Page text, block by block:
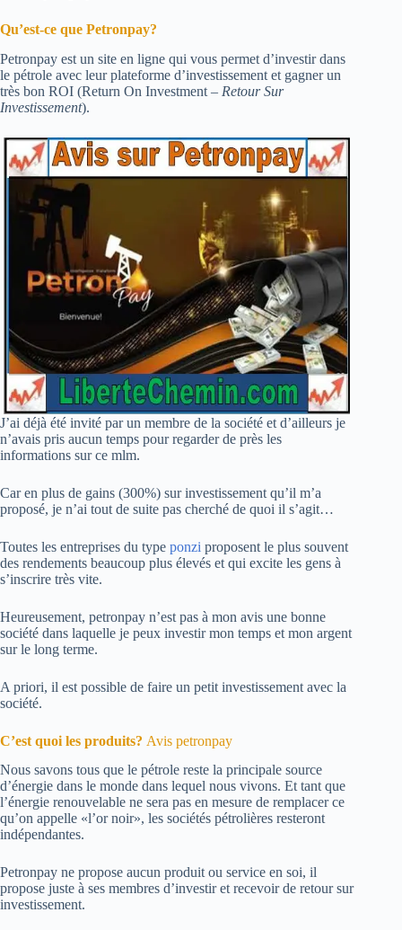
Qu’est-ce que Petronpay?
Petronpay est un site en ligne qui vous permet d’investir dans
le pétrole avec leur plateforme d’investissement et gagner un
très bon ROI (Return On Investment – Retour Sur
Investissement).
J’ai déjà été invité par un membre de la société et d’ailleurs je
n’avais pris aucun temps pour regarder de près les
informations sur ce mlm.
Car en plus de gains (300%) sur investissement qu’il m’a
proposé, je n’ai tout de suite pas cherché de quoi il s’agit…
Toutes les entreprises du type ponzi proposent le plus souvent
des rendements beaucoup plus élevés et qui excite les gens à
s’inscrire très vite.
Heureusement, petronpay n’est pas à mon avis une bonne
société dans laquelle je peux investir mon temps et mon argent
sur le long terme.
A priori, il est possible de faire un petit investissement avec la
société.
C’est quoi les produits? Avis petronpay
Nous savons tous que le pétrole reste la principale source
d’énergie dans le monde dans lequel nous vivons. Et tant que
l’énergie renouvelable ne sera pas en mesure de remplacer ce
qu’on appelle «l’or noir», les sociétés pétrolières resteront
indépendantes.
Petronpay ne propose aucun produit ou service en soi, il
propose juste à ses membres d’investir et recevoir de retour sur
investissement.